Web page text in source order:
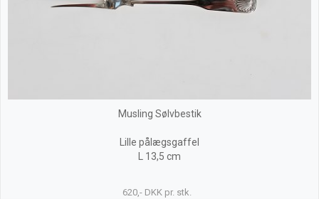
Musling Sølvbestik
Lille pålægsgaffel
L 13,5 cm
620,- DKK pr. stk.